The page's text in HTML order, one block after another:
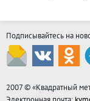
Подписывайтесь на
2007 © «Квадратный